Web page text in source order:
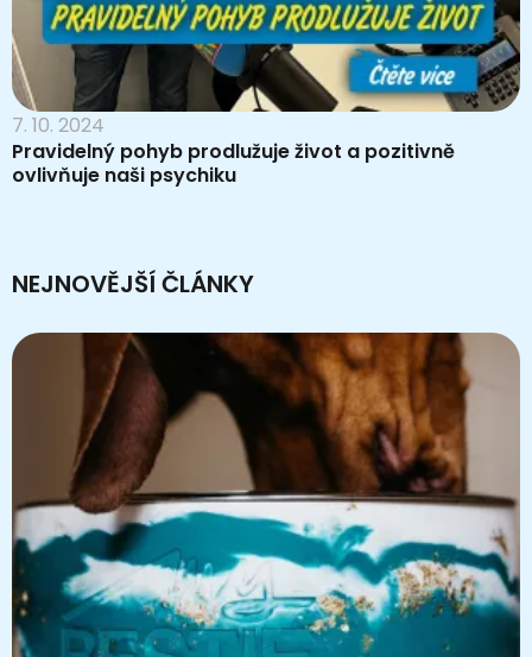
7. 10. 2024
Pravidelný pohyb prodlužuje život a pozitivně
ovlivňuje naši psychiku
NEJNOVĚJŠÍ ČLÁNKY